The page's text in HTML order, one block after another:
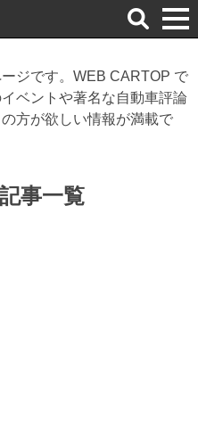
検
索
ジです。WEB CARTOP で
ベントや著名な自動車評論
方が欲しい情報が満載で
事一覧